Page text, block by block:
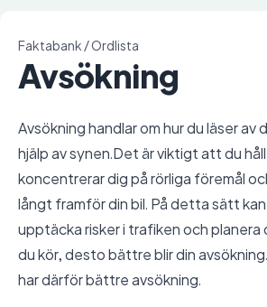
Faktabank /Ordlista
Avsökning
Avsökning handlar om hur du läser av
hjälp av synen.Det är viktigt att du
koncentrerar dig på rörliga föremål
långt framför din bil. På detta sätt
upptäcka risker i trafiken och planera
du kör, desto bättre blir din
har därför bättre avsökning.